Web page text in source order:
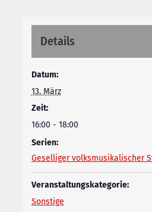
Details
Datum:
13. März
Zeit:
16:00 - 18:00
Serien:
Geselliger volksmusikalischer
Veranstaltungskategorie:
Sonstige